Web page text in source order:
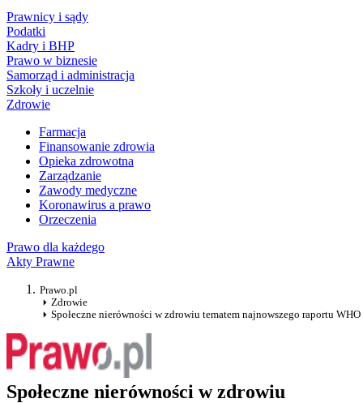
Prawnicy i sądy
Podatki
Kadry i BHP
Prawo w biznesie
Samorząd i administracja
Szkoły i uczelnie
Zdrowie
Farmacja
Finansowanie zdrowia
Opieka zdrowotna
Zarządzanie
Zawody medyczne
Koronawirus a prawo
Orzeczenia
Prawo dla każdego
Akty Prawne
Prawo.pl
Zdrowie
Społeczne nierówności w zdrowiu tematem najnowszego raportu WHO
Społeczne nierówności w zdrowiu